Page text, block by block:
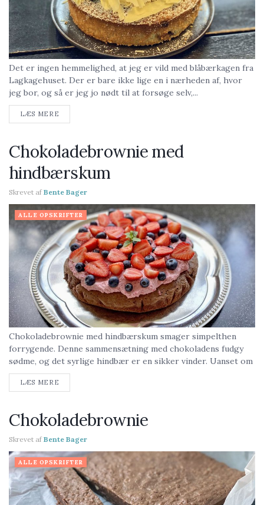
Det er ingen hemmelighed, at jeg er vild med blåbærkagen fra
Lagkagehuset. Der er bare ikke lige en i nærheden af, hvor
jeg bor, og så er jeg jo nødt til at forsøge selv,...
LÆS MERE
Chokoladebrownie med
hindbærskum
Skrevet af Bente Bager
ALLE OPSKRIFTER
Chokoladebrownie med hindbærskum smager simpelthen
forrygende. Denne sammensætning med chokoladens fudgy
sødme, og det syrlige hindbær er en sikker vinder. Uanset om
det er til gæster, dine kolleger eller andet. (Kolleger bliver i
øvrigt...
LÆS MERE
Chokoladebrownie
Skrevet af Bente Bager
ALLE OPSKRIFTER